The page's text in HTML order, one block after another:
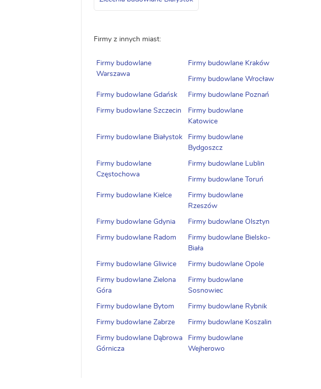
Firmy z innych miast:
Firmy budowlane
Warszawa
Firmy budowlane Kraków
Firmy budowlane Wrocław
Firmy budowlane Gdańsk Firmy budowlane Poznań
Firmy budowlane Szczecin
Firmy budowlane
Katowice
Firmy budowlane Białystok
Firmy budowlane
Bydgoszcz
Firmy budowlane
Częstochowa
Firmy budowlane Lublin
Firmy budowlane Toruń
Firmy budowlane Kielce
Firmy budowlane
Rzeszów
Firmy budowlane Gdynia Firmy budowlane Olsztyn
Firmy budowlane Radom
Firmy budowlane Bielsko-
Biała
Firmy budowlane Gliwice Firmy budowlane Opole
Firmy budowlane Zielona
Góra
Firmy budowlane
Sosnowiec
Firmy budowlane Bytom Firmy budowlane Rybnik
Firmy budowlane Zabrze Firmy budowlane Koszalin
Firmy budowlane Dąbrowa
Górnicza
Firmy budowlane
Wejherowo